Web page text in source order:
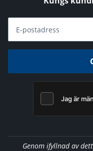
E-postadress
Genom ifyllnad av